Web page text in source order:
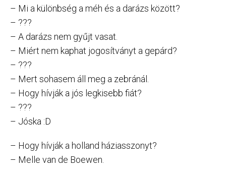
– Mi a különbség a méh és a darázs között?
– ???
– A darázs nem gyűjt vasat.
– Miért nem kaphat jogosítványt a gepárd?
– ???
– Mert sohasem áll meg a zebránál.
– Hogy hívják a jós legkisebb fiát?
– ???
– Jóska :D
– Hogy hívják a holland háziasszonyt?
– Melle van de Boewen.